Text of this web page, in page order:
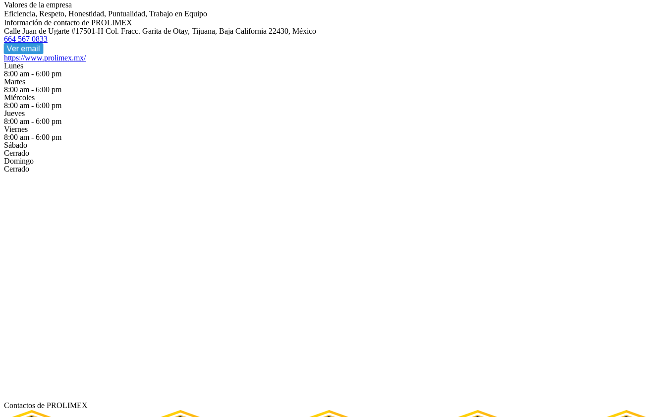
Valores de la empresa
Eficiencia, Respeto, Honestidad, Puntualidad, Trabajo en Equipo
Información de contacto de PROLIMEX
Calle Juan de Ugarte #17501-H Col. Fracc. Garita de Otay, Tijuana, Baja California 22430, México
664 567 0833
Ver email
https://www.prolimex.mx/
Lunes
8:00 am - 6:00 pm
Martes
8:00 am - 6:00 pm
Miércoles
8:00 am - 6:00 pm
Jueves
8:00 am - 6:00 pm
Viernes
8:00 am - 6:00 pm
Sábado
Cerrado
Domingo
Cerrado
Contactos de PROLIMEX